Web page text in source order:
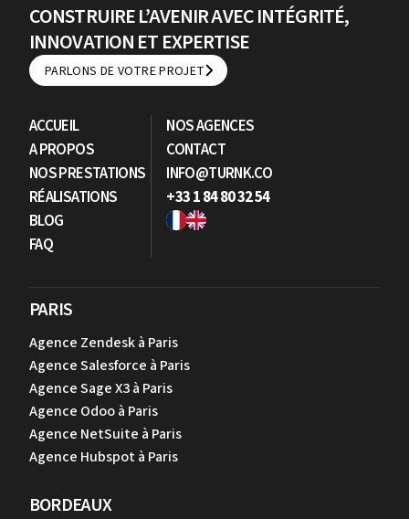
CONSTRUIRE L’AVENIR AVEC INTÉGRITÉ,
INNOVATION ET EXPERTISE
PARLONS DE VOTRE PROJET
PARLONS DE VOTRE PROJET
ACCUEIL
A PROPOS
NOS PRESTATIONS
RÉALISATIONS
BLOG
FAQ
NOS AGENCES
CONTACT
INFO@TURNK.CO
+33 1 84 80 32 54
PARIS
Agence Zendesk à Paris
Agence Salesforce à Paris
Agence Sage X3 à Paris
Agence Odoo à Paris
Agence NetSuite à Paris
Agence Hubspot à Paris
BORDEAUX